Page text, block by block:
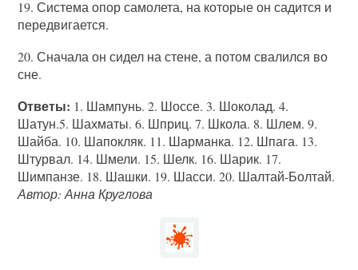
19. Система опор самолета, на которые он садится и
передвигается.
20. Сначала он сидел на стене, а потом свалился во
сне.
Ответы: 1. Шампунь. 2. Шоссе. 3. Шоколад. 4.
Шатун.5. Шахматы. 6. Шприц. 7. Школа. 8. Шлем. 9.
Шайба. 10. Шапокляк. 11. Шарманка. 12. Шпага. 13.
Штурвал. 14. Шмели. 15. Шелк. 16. Шарик. 17.
Шимпанзе. 18. Шашки. 19. Шасси. 20. Шалтай-Болтай.
Автор: Анна Круглова